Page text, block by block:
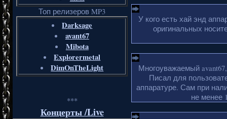
Топ релизеров MP3
Darksage
avant67
Mibota
Explorermetal
DimOnTheLight
***
Концерты /Live
У кого есть хай энд
оригинальных
Многоуважаемый
Писал для
аппаратуре. Сам при
не менее